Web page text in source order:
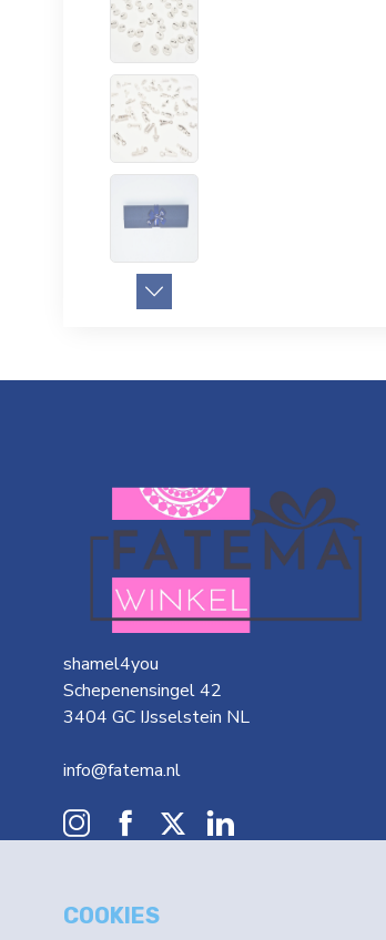
shamel4you
Schepenensingel 42
3404 GC IJsselstein NL
info@fatema.nl
COOKIES